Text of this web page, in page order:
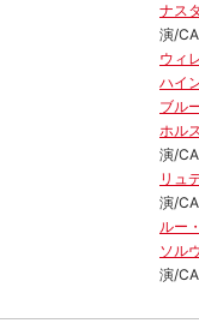
ナス
演/
ウィ
ハイ
ブル
ホル
演/
リュ
演/
ルー
ソル
演/